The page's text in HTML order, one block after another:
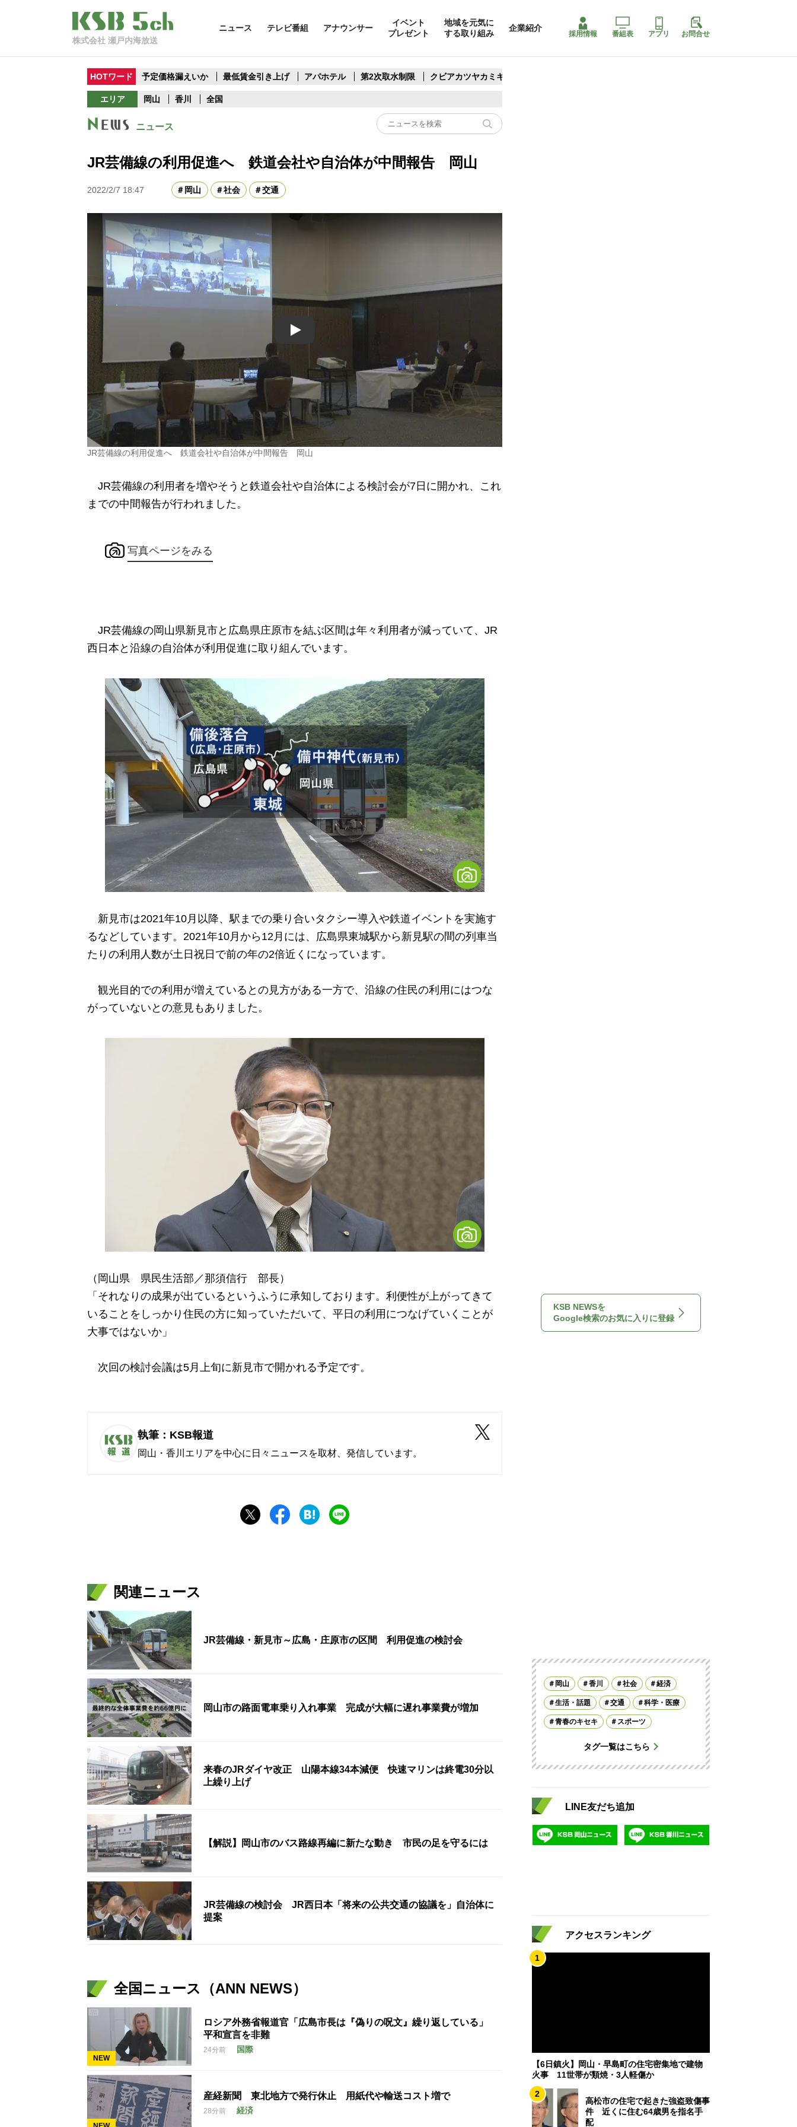
株式会社 瀬戸内海放送
ニュース テレビ番組 アナウンサー
イベント
プレゼント
地域を元気に
する取り組み
企業紹介
採用情報 番組表 アプリ お問合せ
HOTワード 予定価格漏えいか 最低賃金引き上げ アパホテル 第2次取水制限 クビアカツヤカミキリ
エリア 岡山 香川 全国
ニュース
JR芸備線の利用促進へ 鉄道会社や自治体が中間報告 岡山
2022/2/7 18:47 岡山 社会 交通
Play
JR芸備線の利用促進へ 鉄道会社や自治体が中間報告 岡山
JR芸備線の利用者を増やそうと鉄道会社や自治体による検討会が7日に開かれ、これ
までの中間報告が行われました。
写真ページをみる
JR芸備線の岡山県新見市と広島県庄原市を結ぶ区間は年々利用者が減っていて、JR
西日本と沿線の自治体が利用促進に取り組んでいます。
新見市は2021年10月以降、駅までの乗り合いタクシー導入や鉄道イベントを実施す
るなどしています。2021年10月から12月には、広島県東城駅から新見駅の間の列車当
たりの利用人数が土日祝日で前の年の2倍近くになっています。
観光目的での利用が増えているとの見方がある一方で、沿線の住民の利用にはつな
がっていないとの意見もありました。
（岡山県 県民生活部／那須信行 部長）
「それなりの成果が出ているというふうに承知しております。利便性が上がってきて
いることをしっかり住民の方に知っていただいて、平日の利用につなげていくことが
大事ではないか」
次回の検討会議は5月上旬に新見市で開かれる予定です。
執筆：KSB報道
岡山・香川エリアを中心に日々ニュースを取材、発信しています。
関連ニュース
JR芸備線・新見市～広島・庄原市の区間 利用促進の検討会
岡山市の路面電車乗り入れ事業 完成が大幅に遅れ事業費が増加
来春のJRダイヤ改正 山陽本線34本減便 快速マリンは終電30分以
上繰り上げ
【解説】岡山市のバス路線再編に新たな動き 市民の足を守るには
JR芸備線の検討会 JR西日本「将来の公共交通の協議を」自治体に
提案
全国ニュース（ANN NEWS）
NEW
ロシア外務省報道官「広島市長は『偽りの呪文』繰り返している」
平和宣言を非難
24分前 国際
産経新聞 東北地方で発行休止 用紙代や輸送コスト増で
28分前 経済
KSB NEWSを
Google検索のお気に入りに登録
岡山 香川 社会 経済
生活・話題 交通 科学・医療
青春のキセキ スポーツ
タグ一覧はこちら
LINE友だち追加
アクセスランキング
1
【6日鎮火】岡山・早島町の住宅密集地で建物
火事 11世帯が類焼・3人軽傷か
2
高松市の住宅で起きた強盗致傷事
件 近くに住む64歳男を指名手
配